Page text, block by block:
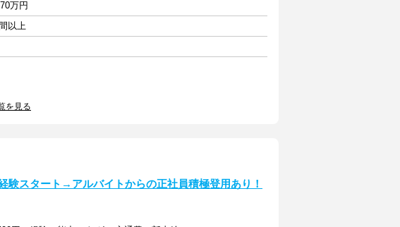
万円
以上
を見る
験スタート→アルバイトからの正社員積極登用あり！